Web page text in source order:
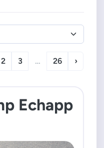
2 3 … 26 ›
Echapp